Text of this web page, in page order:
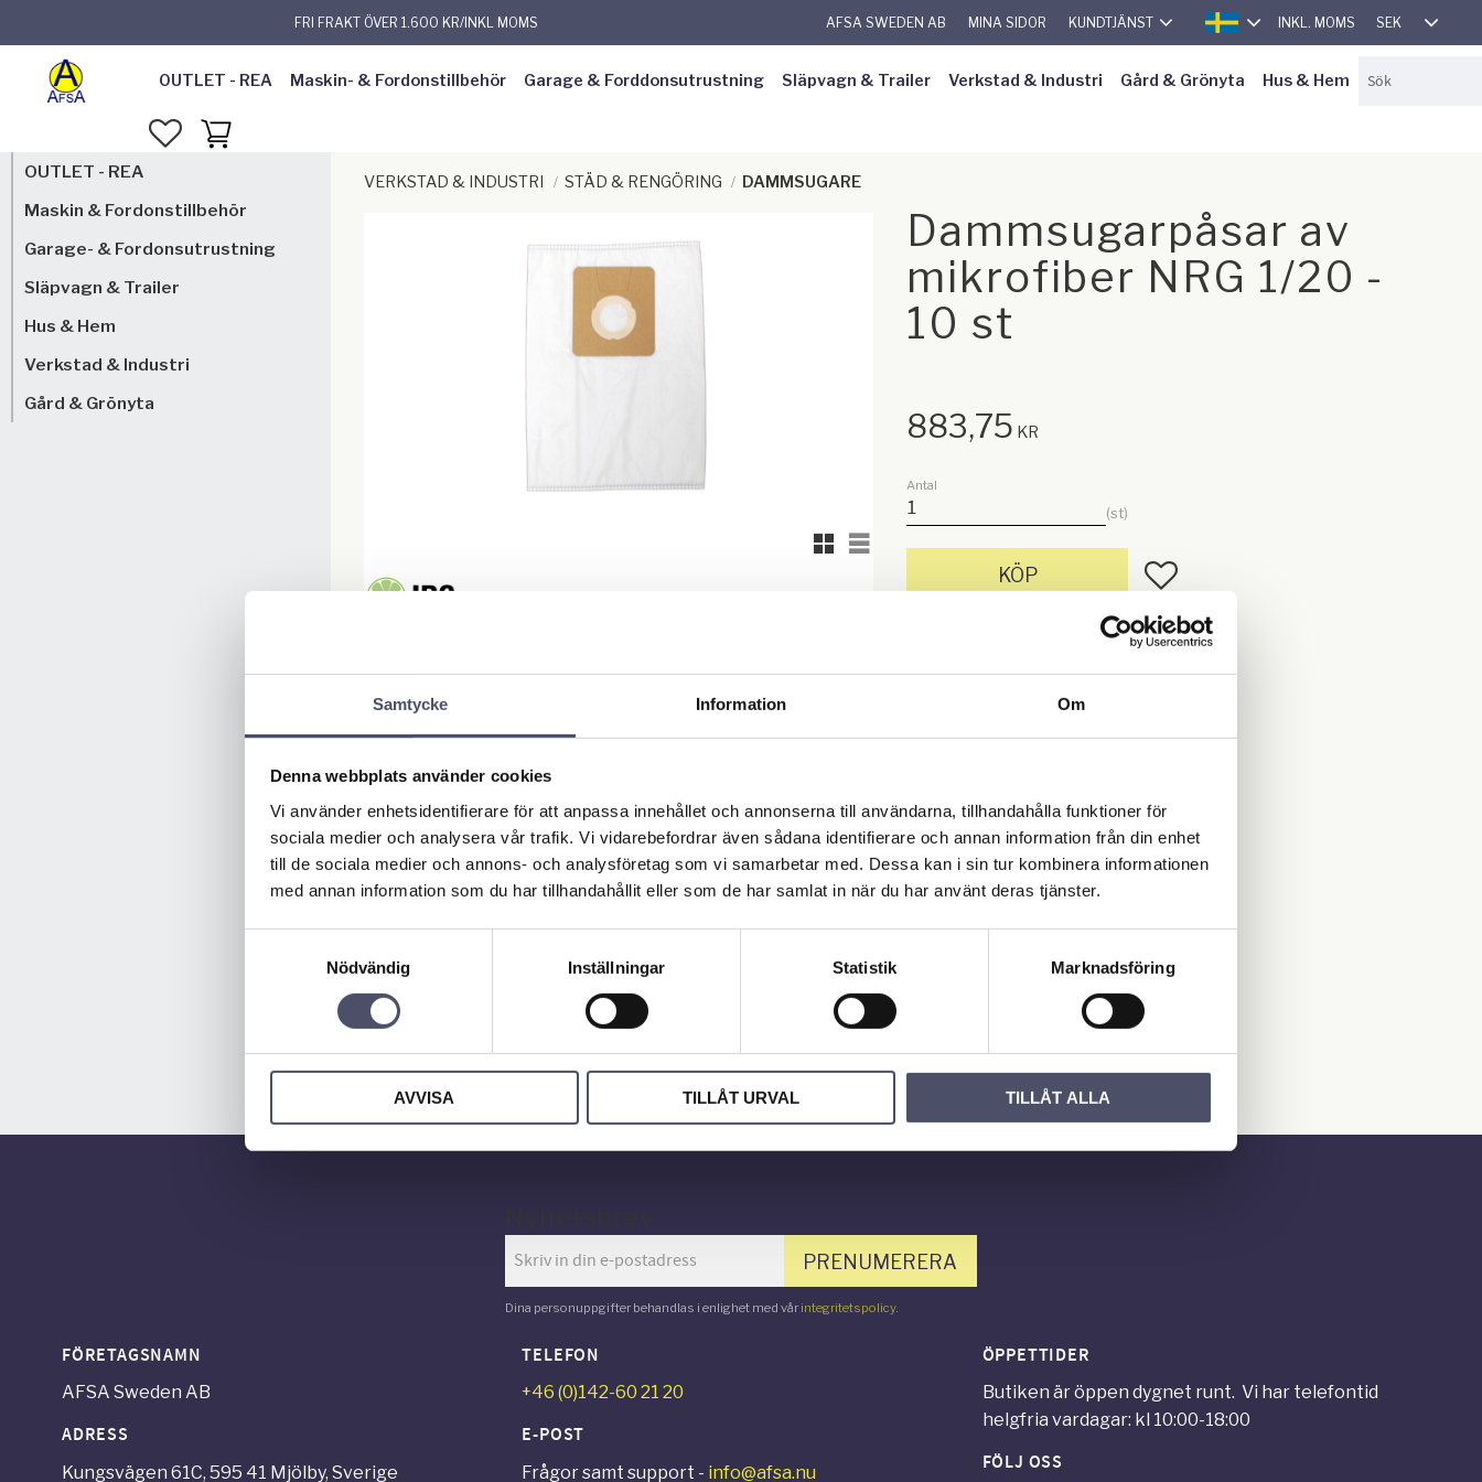
Samtycke Information Om
Denna webbplats använder cookies
Vi använder enhetsidentifierare för att anpassa innehållet och annonserna till användarna, tillhandahålla funktioner för
sociala medier och analysera vår trafik. Vi vidarebefordrar även sådana identifierare och annan information från din enhet
till de sociala medier och annons- och analysföretag som vi samarbetar med. Dessa kan i sin tur kombinera informationen
med annan information som du har tillhandahållit eller som de har samlat in när du har använt deras tjänster.
Nödvändig
Inställningar Statistik Marknadsföring
AVVISA TILLÅT URVAL TILLÅT ALLA
FRI FRAKT ÖVER 1.600 KR/INKL MOMS AFSA SWEDEN AB MINA SIDOR KUNDTJÄNST
SVENSKA
INKL. MOMS SEK
OUTLET - REA Maskin- & Fordonstillbehör Garage & Forddonsutrustning Släpvagn & Trailer Verkstad & Industri Gård & Grönyta Hus & Hem
FAVORITER
KUNDVAGN
VERKSTAD & INDUSTRI STÄD & RENGÖRING DAMMSUGARE
Dammsugarpåsar av
mikrofiber NRG 1/20 -
10 st
Rutnätsvy
Listvy
883,75 KR
Antal
st
KÖP Lägg till i favoriter
I lager
Du
OUTLET - REA
Maskin & Fordonstillbehör
Garage- & Fordonsutrustning
Släpvagn & Trailer
Hus & Hem
Verkstad & Industri
Gård & Grönyta
PRENUMERERA
Dina personuppgifter behandlas i enlighet med vår integritetspolicy.
FÖRETAGSNAMN
AFSA Sweden AB
ADRESS
Kungsvägen 61C, 595 41 Mjölby, Sverige
TELEFON
+46 (0)142-60 21 20
E-POST
Frågor samt support - info@afsa.nu
ÖPPETTIDER
Butiken är öppen dygnet runt. Vi har telefontid
helgfria vardagar: kl 10:00-18:00
FÖLJ OSS